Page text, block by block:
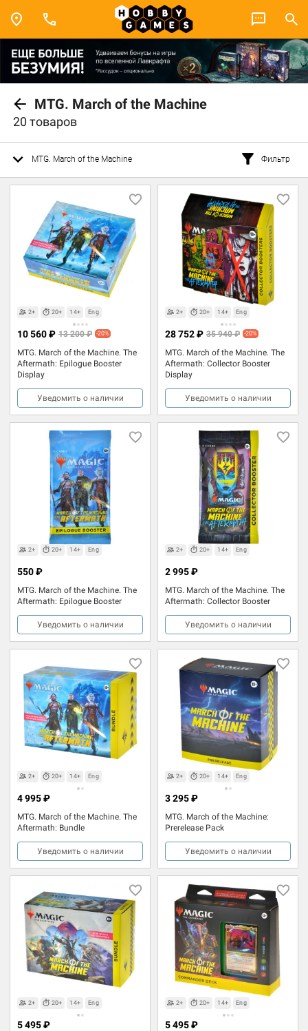
MTG. March of the Machine
20 товаров
MTG. March of the Machine Фильтр
2+ 20+ 14+ Eng
MTG. March of the Machine. The
Aftermath: Epilogue Booster
Display
10 560 ₽ 13 200 ₽ -20%
Уведомить о наличии
2+ 20+ 14+ Eng
MTG. March of the Machine. The
Aftermath: Collector Booster
Display
28 752 ₽ 35 940 ₽ -20%
Уведомить о наличии
2+ 20+ 14+ Eng
MTG. March of the Machine. The
Aftermath: Epilogue Booster
550 ₽
Уведомить о наличии
2+ 20+ 14+ Eng
MTG. March of the Machine. The
Aftermath: Collector Booster
2 995 ₽
Уведомить о наличии
2+ 20+ 14+ Eng
MTG. March of the Machine. The
Aftermath: Bundle
4 995 ₽
Уведомить о наличии
2+ 20+ 14+ Eng
MTG. March of the Machine:
Prerelease Pack
3 295 ₽
Уведомить о наличии
2+ 20+ 14+ Eng
5 495 ₽
2+ 20+ 14+ Eng
5 495 ₽